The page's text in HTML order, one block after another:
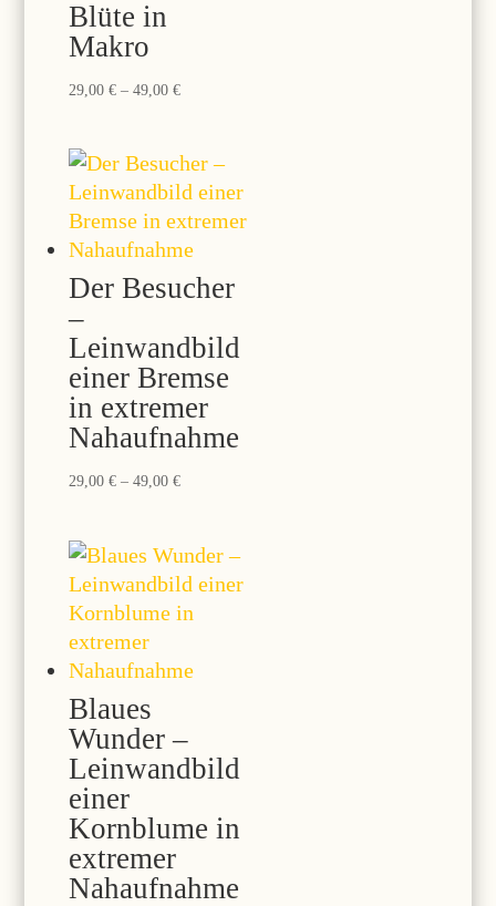
Blüte in
Makro
29,00€ –49,00€Preisspanne:
49,00 €
Der Besucher
–
Leinwandbild
einer Bremse
in extremer
Nahaufnahme
29,00€ –49,00€Preisspanne:
49,00 €
Blaues
Wunder –
Leinwandbild
einer
Kornblume in
extremer
Nahaufnahme